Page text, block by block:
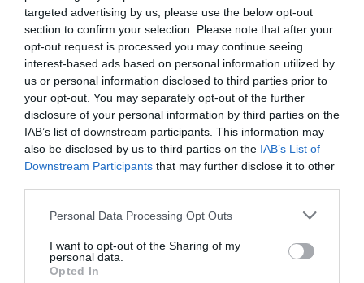
targeted advertising by us, please use the below opt-out
section to confirm your selection. Please note that after your
opt-out request is processed you may continue seeing
interest-based ads based on personal information utilized by
us or personal information disclosed to third parties prior to
your opt-out. You may separately opt-out of the further
disclosure of your personal information by third parties on the
IAB’s list of downstream participants. This information may
also be disclosed by us to third parties on the IAB’s List of
Downstream Participants that may further disclose it to other
Personal Data Processing Opt Outs
I want to opt-out of the Sharing of my
personal data.
Opted In
de patrocinio en el mercado español y otros 7.000
contratos de las ligas europeas y norteamericanas de
fútbol y baloncesto, segmentados por competición,
tipología de activos, marcas, categorías de producto y
valor económico aproximado de cada acuerdo. Si
quieres más información, contacta con nosotros a
través de
intelligence@2playbook.com
Añadir2Playbookcomo fuente preferida de Google
de forma gratuita
Mantente informado con las últimas noticias de actualidad.
ACTIVAR AHORA
Compartir